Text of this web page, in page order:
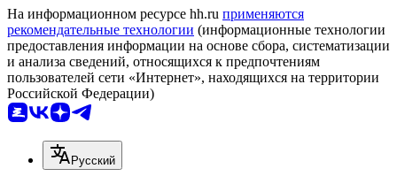
На информационном ресурсе hh.ru применяются
рекомендательные технологии (информационные технологии
предоставления информации на основе сбора, систематизации
и анализа сведений, относящихся к предпочтениям
пользователей сети «Интернет», находящихся на территории
Российской Федерации)
Русский